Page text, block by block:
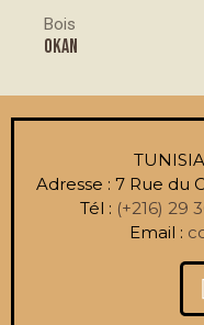
Bois
OKAN
Adresse : 7 Rue du
Tél : (+216) 29
Email :